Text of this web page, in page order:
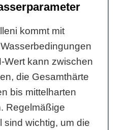
kommt mit
Wert kann zwischen
die Gesamthärte
bis mittelharten
Regelmäßige
sind wichtig, um die